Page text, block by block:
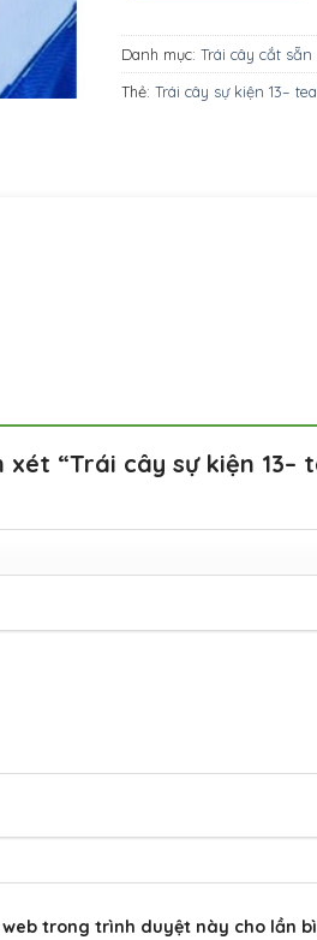
Danh mục: Trái cây cắt sẵn
Thẻ: Trái cây sự kiện 13–
“Trái cây sự kiện 13–
trong trình duyệt này cho lần